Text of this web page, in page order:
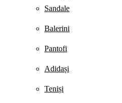
Sandale
Balerini
Pantofi
Adidași
Teniși